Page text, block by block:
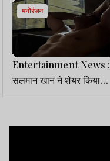
मनोरंजन
Entertainment News :
सलमान खान ने शेयर किया
इमोशनल पोस्ट, लिखा-